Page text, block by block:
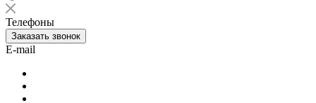
Телефоны
Заказать звонок
E-mail